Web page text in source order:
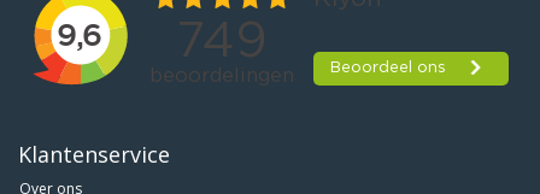
Klantenservice
Over ons